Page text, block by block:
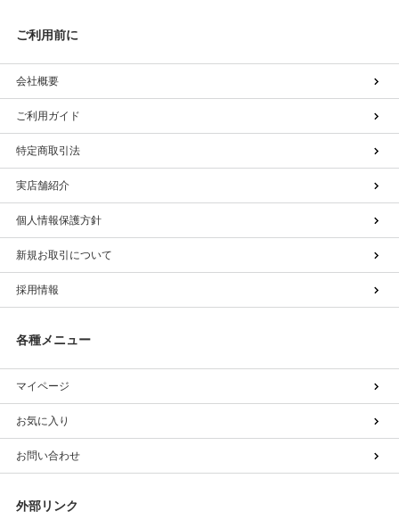
ご利用前に
会社概要
ご利用ガイド
特定商取引法
実店舗紹介
個人情報保護方針
新規お取引について
採用情報
各種メニュー
マイページ
お気に入り
お問い合わせ
外部リンク